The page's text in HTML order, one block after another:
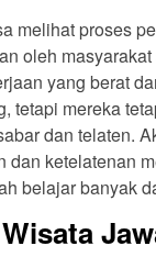
melihat proses
oleh
yang berat
tetapi mereka
dan telaten.
dan ketelatenan
belajar banyak